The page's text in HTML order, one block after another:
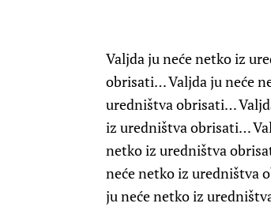
Valjda ju neće netko iz
obrisati… Valjda ju neće
uredništva obrisati…
iz uredništva obrisati…
netko iz uredništva
neće netko iz uredništva
ju neće netko iz